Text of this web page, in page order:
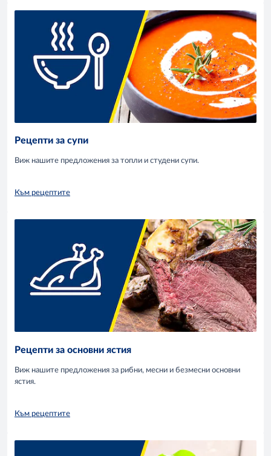
Рецепти за супи
Виж нашите предложения за топли и студени супи.
Към рецептите
Рецепти за основни ястия
Виж нашите предложения за рибни, месни и безмесни основни
ястия.
Към рецептите